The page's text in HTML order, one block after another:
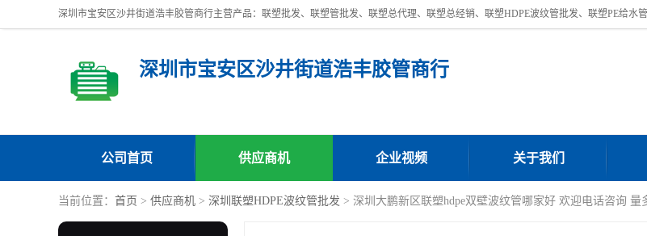
深圳市宝安区沙井街道浩丰胶管商行
公司首页 供应商机 企业视频 关于我们
当前位置： 首页 > 供应商机 > 深圳联塑HDPE波纹管批发 > 深圳大鹏新区联塑hdpe双壁波纹管哪家好 欢迎电话咨询 量